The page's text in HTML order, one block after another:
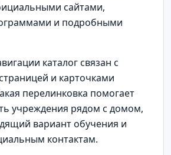
сайтами,
и подробными
каталог связан с
и карточками
перелинковка помогает
учреждения рядом с домом,
вариант обучения и
контактам.